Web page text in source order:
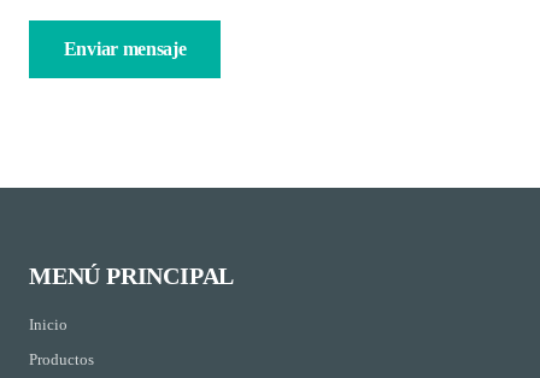
MENÚ PRINCIPAL
Inicio
Productos